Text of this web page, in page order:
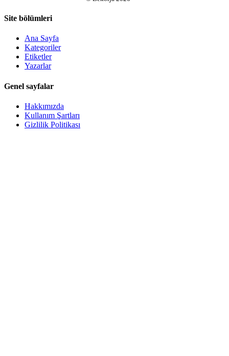
Site bölümleri
Ana Sayfa
Kategoriler
Etiketler
Yazarlar
Genel sayfalar
Hakkımızda
Kullanım Şartları
Gizlilik Politikası